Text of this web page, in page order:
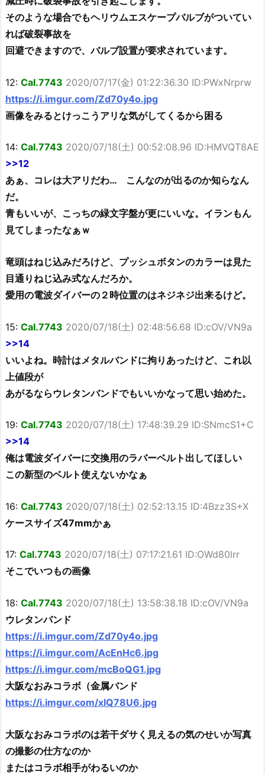
そのような場合でもヘリウムエスケープバルブがついてい
れば破裂事故を
回避できますので、バルブ設置が要求されています。
12: Cal.7743 2020/07/17(金) 01:22:36.30 ID:PWxNrprw
https://i.imgur.com/Zd70y4o.jpg
画像をみるとけっこうアリな気がしてくるから困る
14: Cal.7743 2020/07/18(土) 00:52:08.96 ID:HMVQT8AE
>>12
あぁ、コレは大アリだわ… こんなのが出るのか知らなん
だ。
青もいいが、こっちの緑文字盤が更にいいな。イランもん
見てしまったなぁｗ
竜頭はねじ込みだろけど、プッシュボタンのカラーは見た
目通りねじ込み式なんだろか。
愛用の電波ダイバーの２時位置のはネジネジ出来るけど。
15: Cal.7743 2020/07/18(土) 02:48:56.68 ID:cOV/VN9a
>>14
いいよね。時計はメタルバンドに拘りあったけど、これ以
上値段が
あがるならウレタンバンドでもいいかなって思い始めた。
19: Cal.7743 2020/07/18(土) 17:48:39.29 ID:SNmcS1+C
>>14
俺は電波ダイバーに交換用のラバーベルト出してほしい
この新型のベルト使えないかなぁ
16: Cal.7743 2020/07/18(土) 02:52:13.15 ID:4Bzz3S+X
ケースサイズ47mmかぁ
17: Cal.7743 2020/07/18(土) 07:17:21.61 ID:OWd80lrr
そこでいつもの画像
18: Cal.7743 2020/07/18(土) 13:58:38.18 ID:cOV/VN9a
ウレタンバンド
https://i.imgur.com/Zd70y4o.jpg
https://i.imgur.com/AcEnHc6.jpg
https://i.imgur.com/mcBoQG1.jpg
大阪なおみコラボ（金属バンド
https://i.imgur.com/xIQ78U6.jpg
大阪なおみコラボのは若干ダサく見えるの気のせいか写真
の撮影の仕方なのか
またはコラボ相手がわるいのか